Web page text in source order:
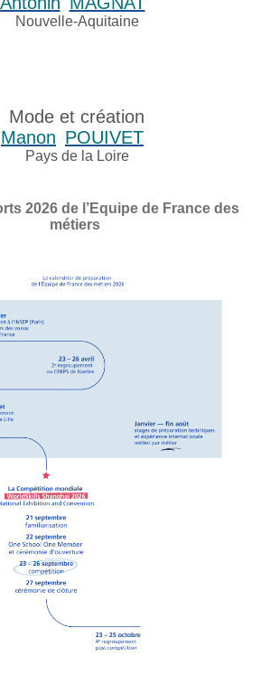
Nouvelle-Aquitaine
Mode et création
Manon POUIVET
Pays de la Loire
2026 de l’Equipe de France des
métiers